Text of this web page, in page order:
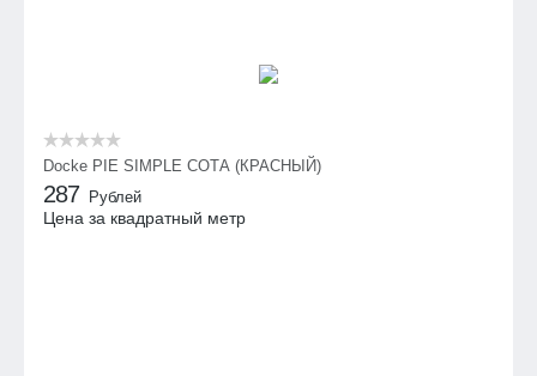
Docke PIE SIMPLE СОТА (КРАСНЫЙ)
287 Рублей
Цена за квадратный метр